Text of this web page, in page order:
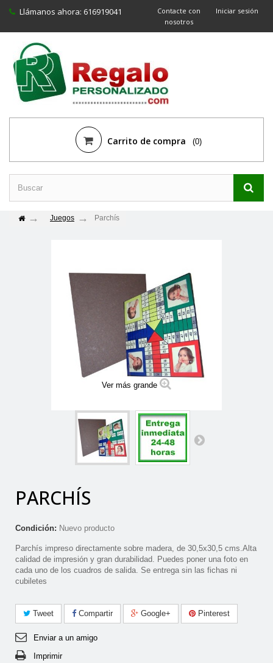
Iniciar sesión
Contacte con
nosotros
Llámanos ahora: 616919041
Carrito de compra (0)
Juegos Parchís
Ver más grande
PARCHÍS
Condición: Nuevo producto
Parchís impreso directamente sobre madera, de 30,5x30,5 cms.Alta
calidad de impresión y gran durabilidad. Puedes poner una foto en
cada uno de los cuadros de salida. Se entrega sin las fichas ni
cubiletes
Tweet Compartir Google+ Pinterest
Enviar a un amigo
Imprimir